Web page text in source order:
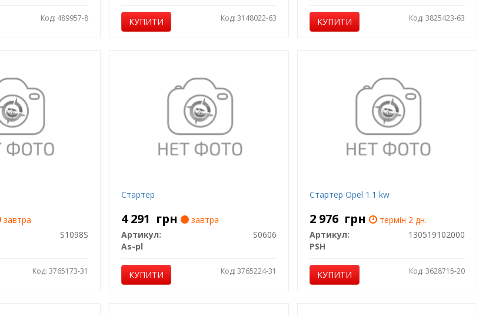
Код: 489957-8 КУПИТИ Код: 3148022-63 КУПИТИ Код: 3825423-63
завтра
S1098S
Код: 3765173-31
Стартер
4 291 грн
завтра
Артикул:
S0606
As-pl
КУПИТИ Код: 3765224-31
Стартер Opel 1.1 kw
2 976 грн
термін 2 дн.
Артикул:
130519102000
PSH
КУПИТИ Код: 3628715-20